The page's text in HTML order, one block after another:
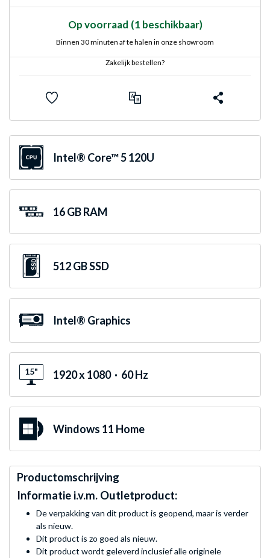
Op voorraad (1 beschikbaar)
Binnen 30 minuten af te halen in onze showroom
Zakelijk bestellen?
Intel® Core™ 5 120U
16 GB RAM
512 GB SSD
Intel® Graphics
15" 1920 x 1080 · 60 Hz
Windows 11 Home
Productomschrijving
Informatie i.v.m. Outletproduct:
De verpakking van dit product is geopend, maar is verder
als nieuw.
Dit product is zo goed als nieuw.
Dit product wordt geleverd inclusief alle originele